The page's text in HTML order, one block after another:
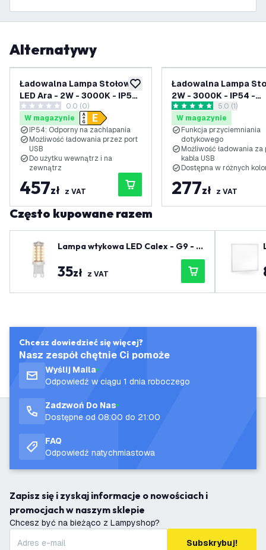
Alternatywy
dodaj do listy życzeń
Ładowalna Lampa Stołowa
LED Ara - 2W - 3000K - IP54
- 240 Lumenów - Czarna
0 Gwiazdki oceny
0.0 (0)
W magazynie
IP54: Odporny na zachlapania
Możliwość ładowania przez port
USB
Do użytku wewnątrz i na
zewnątrz
457zł z VAT
Ładowalna Lampa
2W - 3000K - IP54 -
Ściemnianieotwórz panel
5 Gwiazdki oceny
5.0 (1)
W magazynie
Funkcja przyciemniania
dotykowego
Możliwość ładowania za
kabla USB
Dostępna w różnych
277zł z VAT
Często kupowane razem
Lampa wtykowa LED Calex - G9 - 3
35zł z VAT
Chcesz dowiedzieć się więcej?
Nasz zespół chętnie Ci pomoże
Wyślij Maila
Odpowiedź w ciągu 1 dnia roboczego
Zadzwoń Do Nas
Dostępne od 08:00 do 21:00
FAQ
Odpowiedź natychmiastowa
Zapisz się i zyskaj informacje o nowościach i
promocjach w naszym sklepie
Chcesz być na bieżąco z Lampyshop?
Subskrybuj!